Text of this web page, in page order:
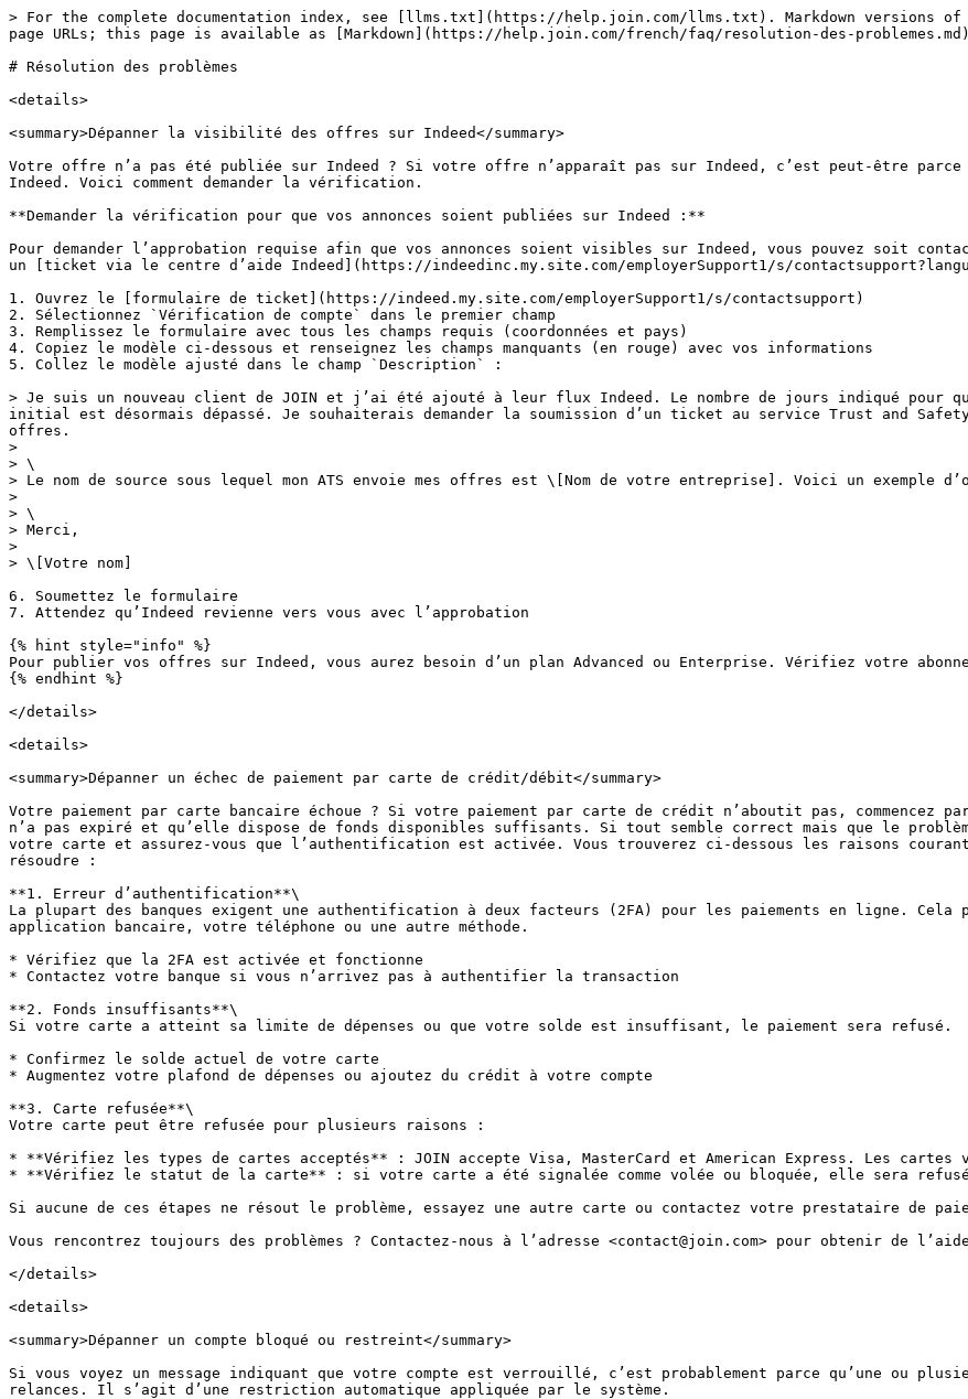
> For the complete documentation index, see [llms.txt](https://help.join.com/llms.txt). Markdown versions of
page URLs; this page is available as [Markdown](https://help.join.com/french/faq/resolution-des-
# Résolution des problèmes
<details>
<summary>Dépanner la visibilité des offres sur Indeed</summary>
Votre offre n’a pas été publiée sur Indeed ? Si votre offre n’apparaît pas sur Indeed, c’est peut-être
Indeed. Voici comment demander la vérification.
**Demander la vérification pour que vos annonces soient publiées sur Indeed :**
Pour demander l’approbation requise afin que vos annonces soient visibles sur Indeed, vous pouvez soit
un [ticket via le centre d’aide Indeed](https://indeedinc.my.site.com/employerSupport1/s/
1. Ouvrez le [formulaire de ticket](https://indeed.my.site.com/employerSupport1/s/contactsupport)
2. Sélectionnez `Vérification de compte` dans le premier champ
3. Remplissez le formulaire avec tous les champs requis (coordonnées et pays)
4. Copiez le modèle ci-dessous et renseignez les champs manquants (en rouge) avec vos informations
5. Collez le modèle ajusté dans le champ `Description` :
> Je suis un nouveau client de JOIN et j’ai été ajouté à leur flux Indeed. Le nombre de jours indiqué pour
initial est désormais dépassé. Je souhaiterais demander la soumission d’un ticket au service Trust and
offres.
>
> \
> Le nom de source sous lequel mon ATS envoie mes offres est \[Nom de votre entreprise]. Voici un
>
> \
> Merci,
>
> \[Votre nom]
6. Soumettez le formulaire
7. Attendez qu’Indeed revienne vers vous avec l’approbation
{% hint style="info" %}
Pour publier vos offres sur Indeed, vous aurez besoin d’un plan Advanced ou Enterprise. Vérifiez votre
{% endhint %}
</details>
<details>
<summary>Dépanner un échec de paiement par carte de crédit/débit</summary>
Votre paiement par carte bancaire échoue ? Si votre paiement par carte de crédit n’aboutit pas,
n’a pas expiré et qu’elle dispose de fonds disponibles suffisants. Si tout semble correct mais que le
votre carte et assurez-vous que l’authentification est activée. Vous trouverez ci-dessous les raisons
résoudre :
**1. Erreur d’authentification**\
La plupart des banques exigent une authentification à deux facteurs (2FA) pour les paiements en ligne.
application bancaire, votre téléphone ou une autre méthode.
* Vérifiez que la 2FA est activée et fonctionne
* Contactez votre banque si vous n’arrivez pas à authentifier la transaction
**2. Fonds insuffisants**\
Si votre carte a atteint sa limite de dépenses ou que votre solde est insuffisant, le paiement sera refusé.
* Confirmez le solde actuel de votre carte
* Augmentez votre plafond de dépenses ou ajoutez du crédit à votre compte
**3. Carte refusée**\
Votre carte peut être refusée pour plusieurs raisons :
* **Vérifiez les types de cartes acceptés** : JOIN accepte Visa, MasterCard et American Express. Les
* **Vérifiez le statut de la carte** : si votre carte a été signalée comme volée ou bloquée, elle sera
Si aucune de ces étapes ne résout le problème, essayez une autre carte ou contactez votre prestataire de
Vous rencontrez toujours des problèmes ? Contactez-nous à l’adresse <contact@join.com> pour obtenir de
</details>
<details>
<summary>Dépanner un compte bloqué ou restreint</summary>
Si vous voyez un message indiquant que votre compte est verrouillé, c’est probablement parce qu’une ou
relances. Il s’agit d’une restriction automatique appliquée par le système.